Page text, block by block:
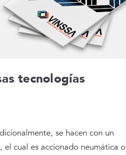
tecnologías
se hacen con un
cual es accionado neumática o